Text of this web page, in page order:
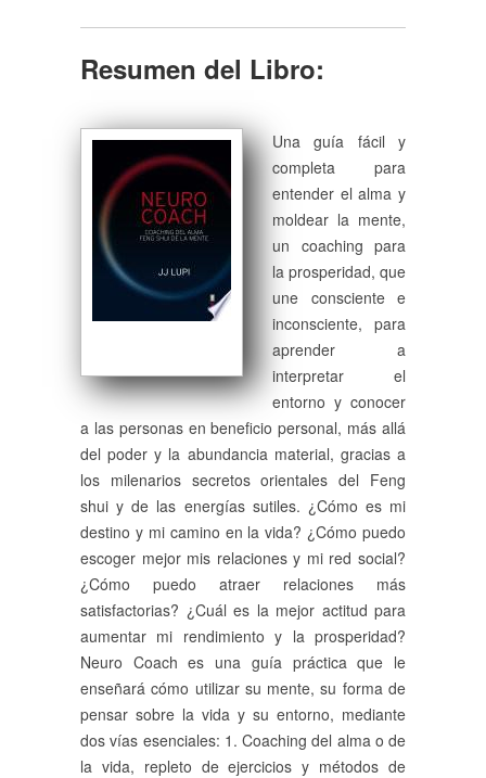
Resumen del Libro:
Una guía fácil y
completa para
entender el alma y
moldear la mente,
un coaching para
la prosperidad, que
une consciente e
inconsciente, para
aprender a
interpretar el
entorno y conocer
a las personas en beneficio personal, más allá
del poder y la abundancia material, gracias a
los milenarios secretos orientales del Feng
shui y de las energías sutiles. ¿Cómo es mi
destino y mi camino en la vida? ¿Cómo puedo
escoger mejor mis relaciones y mi red social?
¿Cómo puedo atraer relaciones más
satisfactorias? ¿Cuál es la mejor actitud para
aumentar mi rendimiento y la prosperidad?
Neuro Coach es una guía práctica que le
enseñará cómo utilizar su mente, su forma de
pensar sobre la vida y su entorno, mediante
dos vías esenciales: 1. Coaching del alma o de
la vida, repleto de ejercicios y métodos de